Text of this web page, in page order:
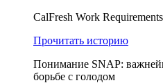
CalFresh Work
Прочитать историю
Понимание SNAP:
борьбе с голодом